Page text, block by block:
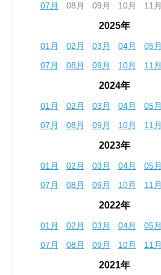
07月
08月 09月 10月 11月
2025年
01月 02月 03月 04月 05月
07月
08月 09月 10月 11月
2024年
01月 02月 03月 04月 05月
07月
08月 09月 10月 11月
2023年
01月 02月 03月 04月 05月
07月
08月 09月 10月 11月
2022年
01月 02月 03月 04月 05月
07月
08月 09月 10月 11月
2021年